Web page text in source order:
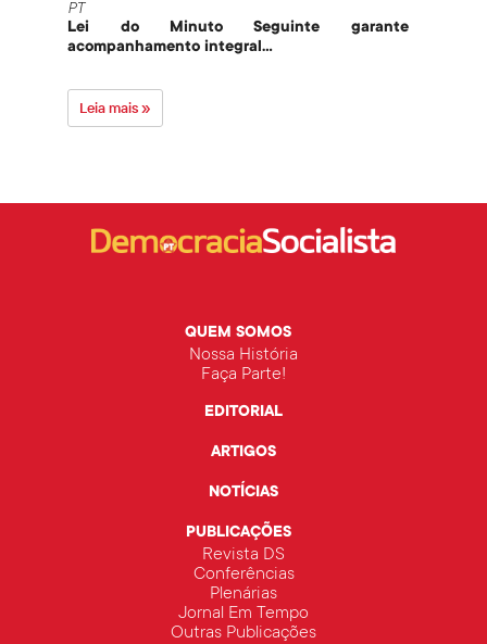
PT
Lei do Minuto Seguinte garante
acompanhamento integral...
Leia mais »
QUEM SOMOS
Nossa História
Faça Parte!
EDITORIAL
ARTIGOS
NOTÍCIAS
PUBLICAÇÕES
Revista DS
Conferências
Plenárias
Jornal Em Tempo
Outras Publicações